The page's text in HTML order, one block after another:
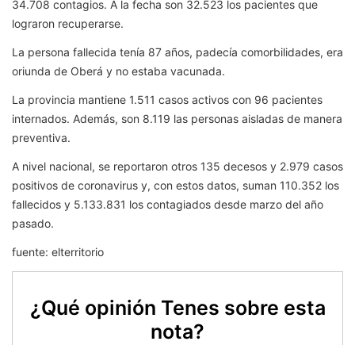
34.708 contagios. A la fecha son 32.523 los pacientes que
lograron recuperarse.
La persona fallecida tenía 87 años, padecía comorbilidades, era
oriunda de Oberá y no estaba vacunada.
La provincia mantiene 1.511 casos activos con 96 pacientes
internados. Además, son 8.119 las personas aisladas de manera
preventiva.
A nivel nacional, se reportaron otros 135 decesos y 2.979 casos
positivos de coronavirus y, con estos datos, suman 110.352 los
fallecidos y 5.133.831 los contagiados desde marzo del año
pasado.
fuente: elterritorio
¿Qué opinión Tenes sobre esta
nota?